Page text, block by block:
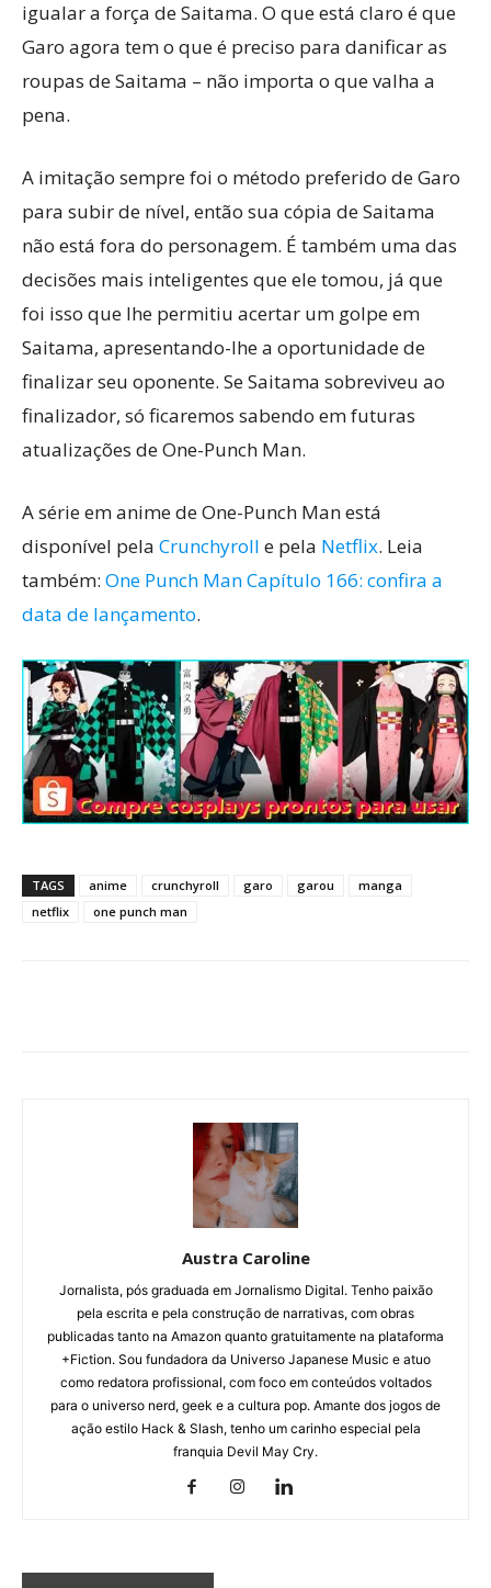
igualar a força de Saitama. O que está claro é que
Garo agora tem o que é preciso para danificar as
roupas de Saitama – não importa o que valha a
pena.
A imitação sempre foi o método preferido de Garo
para subir de nível, então sua cópia de Saitama
não está fora do personagem. É também uma das
decisões mais inteligentes que ele tomou, já que
foi isso que lhe permitiu acertar um golpe em
Saitama, apresentando-lhe a oportunidade de
finalizar seu oponente. Se Saitama sobreviveu ao
finalizador, só ficaremos sabendo em futuras
atualizações de One-Punch Man.
A série em anime de One-Punch Man está
disponível pela Crunchyroll e pela Netflix. Leia
também: One Punch Man Capítulo 166: confira a
data de lançamento.
TAGS anime crunchyroll garo garou
manga
netflix
one punch man
Austra Caroline
Jornalista, pós graduada em Jornalismo Digital. Tenho paixão
pela escrita e pela construção de narrativas, com obras
publicadas tanto na Amazon quanto gratuitamente na plataforma
+Fiction. Sou fundadora da Universo Japanese Music e atuo
como redatora profissional, com foco em conteúdos voltados
para o universo nerd, geek e a cultura pop. Amante dos jogos de
ação estilo Hack & Slash, tenho um carinho especial pela
franquia Devil May Cry.